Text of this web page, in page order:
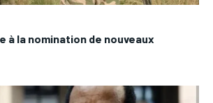
à la nomination de nouveaux